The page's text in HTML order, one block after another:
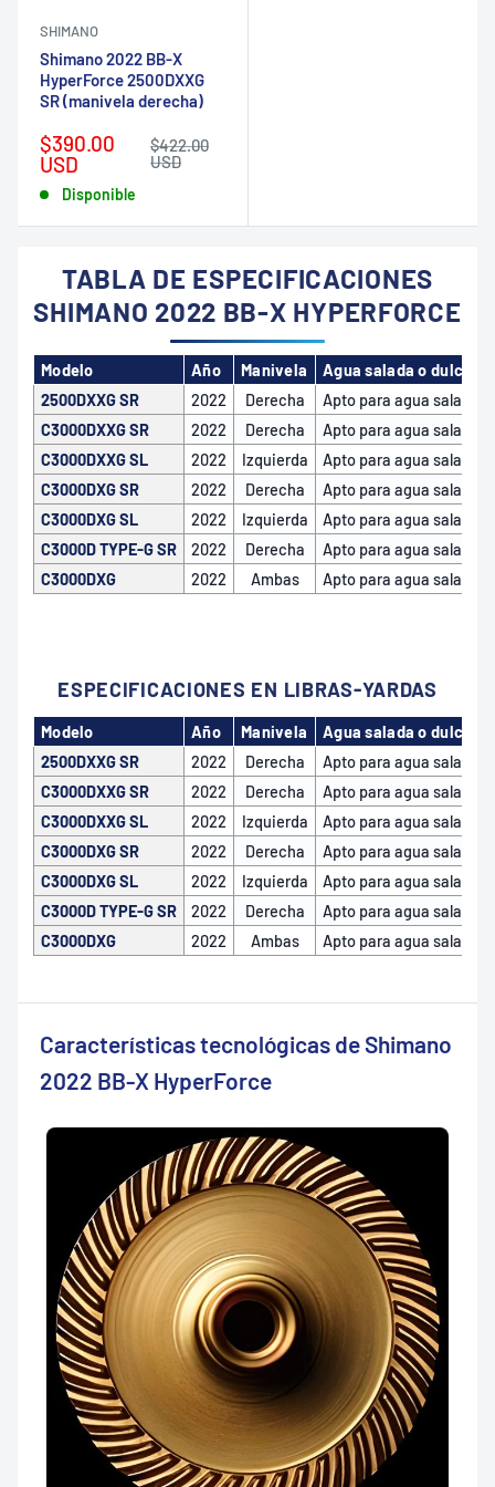
SHIMANO
Shimano 2022 BB-X
HyperForce 2500DXXG
SR (manivela derecha)
Precio
de
venta
$390.00
USD
Precio
habitual
$422.00
USD
Disponible
TABLA DE ESPECIFICACIONES
SHIMANO 2022 BB-X HYPERFORCE
Modelo Año Manivela Agua salada o dulce
2500DXXG SR
2022 Derecha
Apto para agua salada
C3000DXXG SR
2022 Derecha
Apto para agua salada
C3000DXXG SL
2022 Izquierda
Apto para agua salada
C3000DXG SR
2022 Derecha
Apto para agua salada
C3000DXG SL
2022 Izquierda
Apto para agua salada
C3000D TYPE-G SR
2022 Derecha
Apto para agua salada
C3000DXG
2022 Ambas Apto para agua salada
ESPECIFICACIONES EN LIBRAS-YARDAS
Modelo Año Manivela Agua salada o dulce
2500DXXG SR
2022 Derecha
Apto para agua salada
C3000DXXG SR
2022 Derecha
Apto para agua salada
C3000DXXG SL
2022 Izquierda
Apto para agua salada
C3000DXG SR
2022 Derecha
Apto para agua salada
C3000DXG SL
2022 Izquierda
Apto para agua salada
C3000D TYPE-G SR
2022 Derecha
Apto para agua salada
C3000DXG
2022 Ambas Apto para agua salada
Características tecnológicas de Shimano
2022 BB-X HyperForce